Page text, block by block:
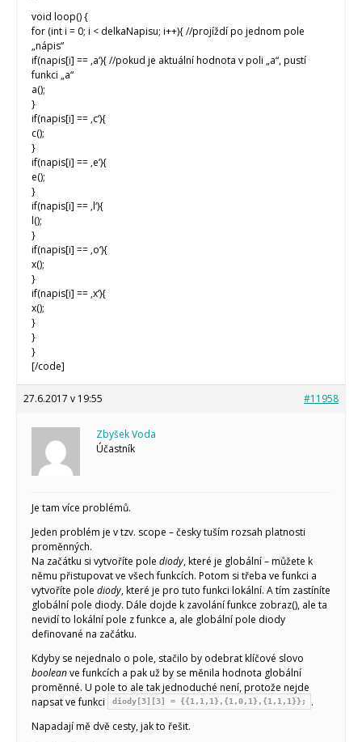
void loop() {
for (int i = 0; i < delkaNapisu; i++){ //projíždí po jednom pole
„nápis“
if(napis[i] == ‚a‘){ //pokud je aktuální hodnota v poli „a“, pustí
funkci „a“
a();
}
if(napis[i] == ‚c‘){
c();
}
if(napis[i] == ‚e‘){
e();
}
if(napis[i] == ‚l‘){
l();
}
if(napis[i] == ‚o‘){
x();
}
if(napis[i] == ‚x‘){
x();
}
}
}
[/code]
27.6.2017 v 19:55 #11958
Zbyšek Voda
Účastník
Je tam více problémů.
Jeden problém je v tzv. scope – česky tuším rozsah platnosti
proměnných.
Na začátku si vytvoříte pole diody, které je globální – můžete k
němu přistupovat ve všech funkcích. Potom si třeba ve funkci a
vytvoříte pole diody, které je pro tuto funkci lokální. A tím zastíníte
globální pole diody. Dále dojde k zavolání funkce zobraz(), ale ta
nevidí to lokální pole z funkce a, ale globální pole diody
definované na začátku.
Kdyby se nejednalo o pole, stačilo by odebrat klíčové slovo
booleanve funkcích a pak už by se měnila hodnota globální
proměnné. U pole to ale tak jednoduché není, protože nejde
napsat ve funkci
diody[3][3] = {{1,1,1},{1,0,1},{1,1,1}};
.
Napadají mě dvě cesty, jak to řešit.